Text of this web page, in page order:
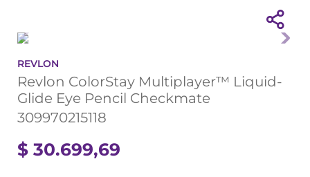
REVLON
Revlon ColorStay Multiplayer™ Liquid-
Glide Eye Pencil Checkmate
309970215118
$ 30.699,69